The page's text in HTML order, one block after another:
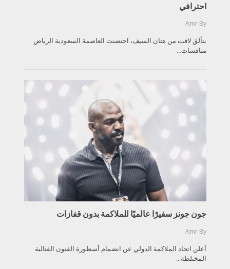
احترافي
By
Amr
بتألق لافت من هتان السيف، احتضنت العاصمة السعودية الرياض
منافسات...
جون جونز سفيرًا عالميًا للملاكمة بدون قفازات
By
Amr
أعلن اتحاد الملاكمة الدولي عن انضمام أسطورة الفنون القتالية
المختلطة...